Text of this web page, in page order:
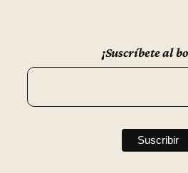
¡Suscríbete al